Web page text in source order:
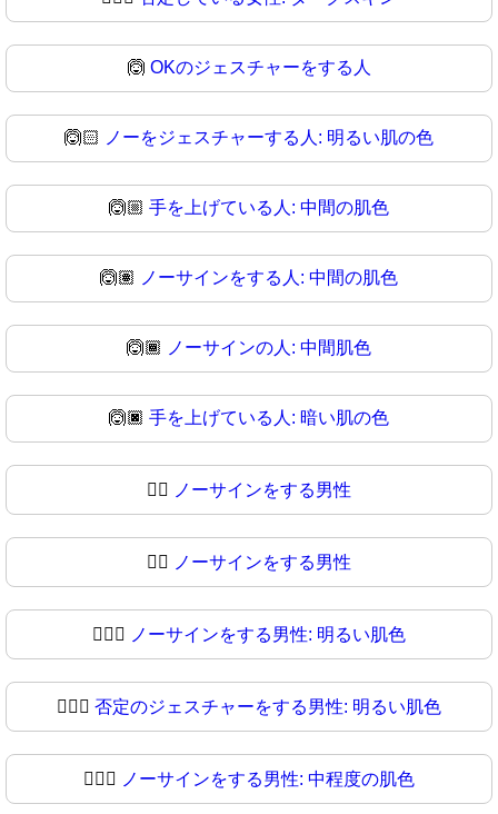
🙆 OKのジェスチャーをする人
🙆🏻 ノーをジェスチャーする人: 明るい肌の色
🙆🏼 手を上げている人: 中間の肌色
🙆🏽 ノーサインをする人: 中間の肌色
🙆🏾 ノーサインの人: 中間肌色
🙆🏿 手を上げている人: 暗い肌の色
🙆‍♂️ ノーサインをする男性
🙆‍♂ ノーサインをする男性
🙆🏻‍♂️ ノーサインをする男性: 明るい肌色
🙆🏻‍♂ 否定のジェスチャーをする男性: 明るい肌色
🙆🏼‍♂️ ノーサインをする男性: 中程度の肌色